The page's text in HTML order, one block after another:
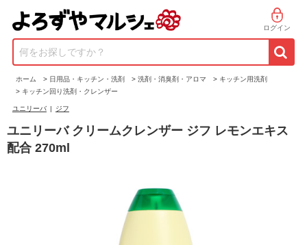
ログイン
何をお探しですか？
ホーム > 日用品・キッチン・洗剤 > 洗剤・消臭剤・アロマ > キッチン用洗剤
> キッチン回り洗剤・クレンザー
ユニリーバ | ジフ
ユニリーバ クリームクレンザー ジフ レモンエキス
配合 270ml